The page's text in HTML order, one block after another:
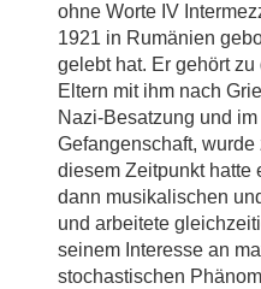
ohne Worte IV
1921 in Rumänien
gelebt hat. Er gehört
Eltern mit ihm nach
Nazi-Besatzung und
Gefangenschaft,
diesem Zeitpunkt hatte
dann musikalischen
und arbeitete
seinem Interesse an
stochastischen